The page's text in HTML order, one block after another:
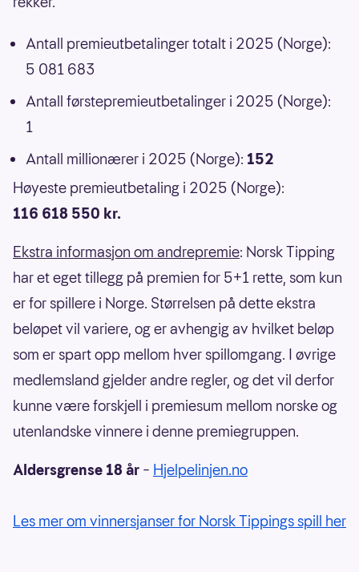
Antall premieutbetalinger totalt i 2025 (Norge):
5 081 683
Antall førstepremieutbetalinger i 2025 (Norge):
1
Antall millionærer i 2025 (Norge): 152
Høyeste premieutbetaling i 2025 (Norge):
116 618 550 kr.
Ekstra informasjon om andrepremie: Norsk Tipping
har et eget tillegg på premien for 5+1 rette, som kun
er for spillere i Norge. Størrelsen på dette ekstra
beløpet vil variere, og er avhengig av hvilket beløp
som er spart opp mellom hver spillomgang. I øvrige
medlemsland gjelder andre regler, og det vil derfor
kunne være forskjell i premiesum mellom norske og
utenlandske vinnere i denne premiegruppen.
Aldersgrense 18 år – Hjelpelinjen.no
Les mer om vinnersjanser for Norsk Tippings spill her